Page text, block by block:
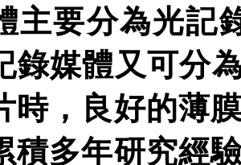
主要分為光記
錄媒體又可分
時，良好的薄
積多年研究經